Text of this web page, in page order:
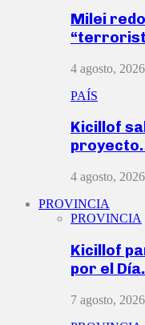
Milei
4 agosto, 2026
PAÍS
Kicillof
4 agosto, 2026
PROVINCIA
PROVINCIA
Kicillof
por el
7 agosto, 2026